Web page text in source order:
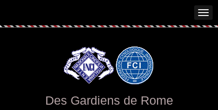
Des Gardiens de Rome